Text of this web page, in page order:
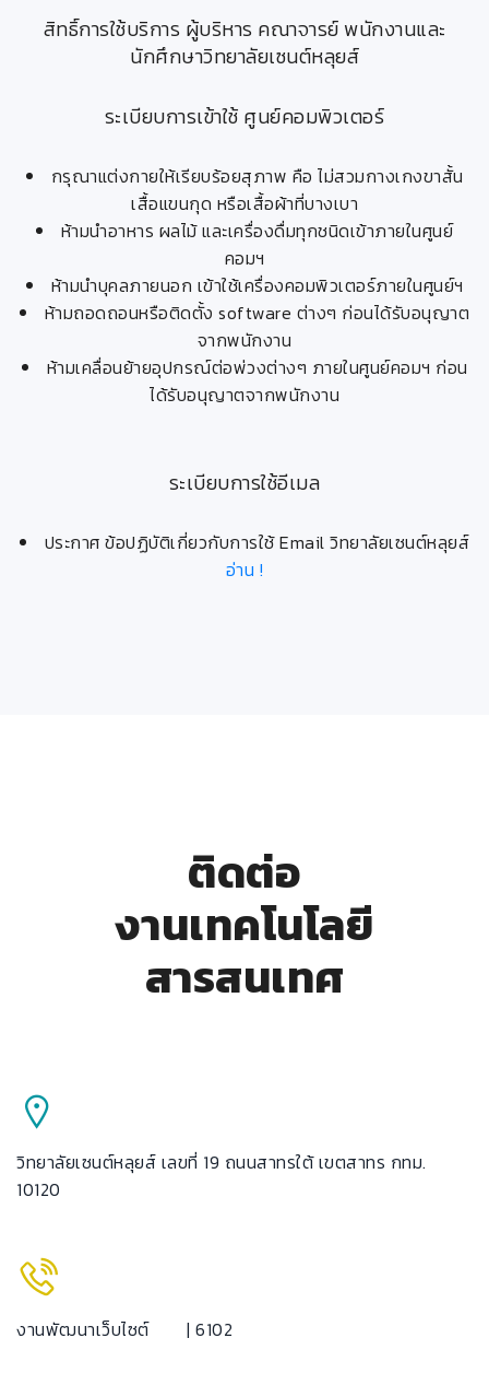
สิทธิ์การใช้บริการ ผู้บริหาร คณาจารย์ พนักงานและ
นักศึกษาวิทยาลัยเซนต์หลุยส์
ระเบียบการเข้าใช้ ศูนย์คอมพิวเตอร์
กรุณาแต่งกายให้เรียบร้อยสุภาพ คือ ไม่สวมกางเกงขาสั้น
เสื้อแขนกุด หรือเสื้อผ้าที่บางเบา
ห้ามนำอาหาร ผลไม้ และเครื่องดื่มทุกชนิดเข้าภายในศูนย์
คอมฯ
ห้ามนำบุคลภายนอก เข้าใช้เครื่องคอมพิวเตอร์ภายในศูนย์ฯ
ห้ามถอดถอนหรือติดตั้ง software ต่างๆ ก่อนได้รับอนุญาต
จากพนักงาน
ห้ามเคลื่อนย้ายอุปกรณ์ต่อพ่วงต่างๆ ภายในศูนย์คอมฯ ก่อน
ได้รับอนุญาตจากพนักงาน
ระเบียบการใช้อีเมล
ประกาศ ข้อปฏิบัติเกี่ยวกับการใช้ Email วิทยาลัยเซนต์หลุยส์
อ่าน !
ติดต่อ
งานเทคโนโลยี
สารสนเทศ
วิทยาลัยเซนต์หลุยส์ เลขที่ 19 ถนนสาทรใต้ เขตสาทร กทม.
10120
งานพัฒนาเว็บไซต์ | 6102